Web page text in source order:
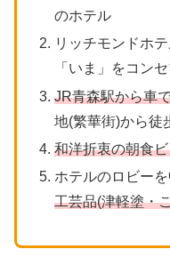
のホテル
リッチモンドホ
「いま」をコン
JR青森駅から車
地(繁華街)から徒
和洋折衷の朝食
ホテルのロビーを
工芸品(津軽塗・